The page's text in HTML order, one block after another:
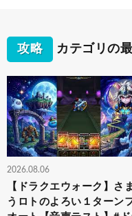
攻略 カテゴリの
2026.08.06
【ドラクエウォーク】さ
うロトのよろい１ターン